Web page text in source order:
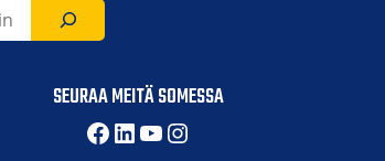
SEURAA MEITÄ SOMESSA
Facebook
LinkedIn
YouTube
Instagram